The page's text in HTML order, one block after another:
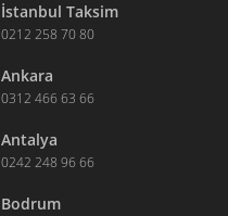
İstanbul Taksim
0212 258 70 80
Ankara
0312 466 63 66
Antalya
0242 248 96 66
Bodrum